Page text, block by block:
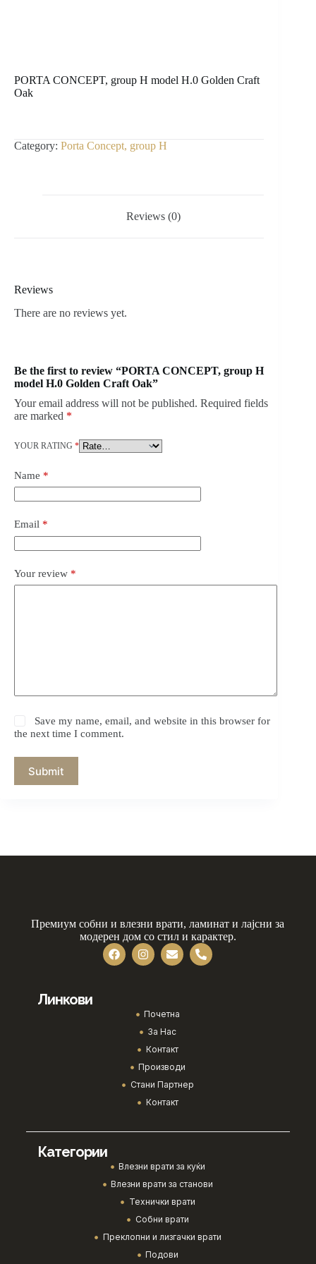
PORTA CONCEPT, group H model H.0 Golden Craft
Oak
Category: Porta Concept, group H
Reviews (0)
Reviews
There are no reviews yet.
Be the first to review “PORTA CONCEPT, group H
model H.0 Golden Craft Oak”
Your email address will not be published. Required fields
are marked *
YOUR RATING *
Name *
Email *
Your review *
Save my name, email, and website in this browser for
the next time I comment.
Submit
Премиум собни и влезни врати, ламинат и лајсни за
модерен дом со стил и карактер.
Линкови
Почетна
За Нас
Контакт
Производи
Стани Партнер
Контакт
Категории
Влезни врати за куќи
Влезни врати за станови
Технички врати
Собни врати
Преклопни и лизгачки врати
Подови